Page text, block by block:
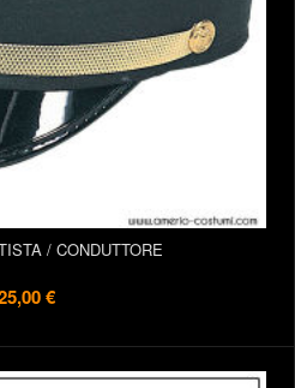
/ CONDUTTORE
€